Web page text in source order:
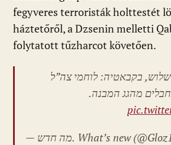
fegyveres terroristák holttestét
háztetőről, a Dzsenin melletti
folytatott tűzharcot követően.
בקבאטיה: לוחמי צה”ל
מהגג המבנה.
— מה חדש. What’s new